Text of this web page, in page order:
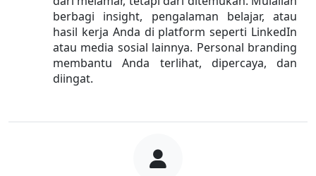
berbagi insight, pengalaman belajar, atau
hasil kerja Anda di platform seperti LinkedIn
atau media sosial lainnya. Personal branding
membantu Anda terlihat, dipercaya, dan
diingat.